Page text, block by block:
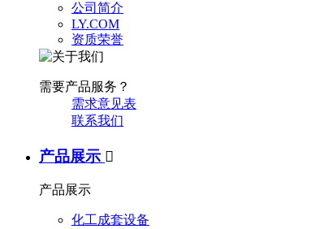
公司简介
LY.COM
资质荣誉
需要产品服务？
需求意见表
联系我们
产品展示 
产品展示
化工成套设备